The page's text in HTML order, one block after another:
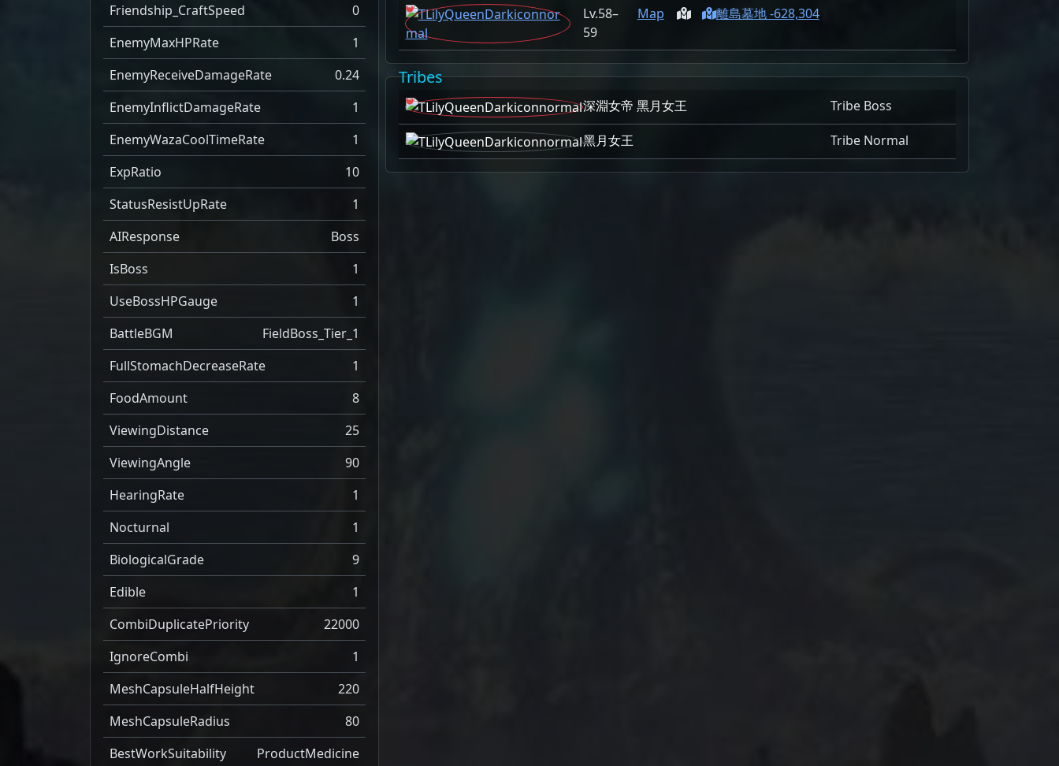
Friendship_CraftSpeed
0
EnemyMaxHPRate
1
EnemyReceiveDamageRate
0.24
EnemyInflictDamageRate
1
EnemyWazaCoolTimeRate
1
ExpRatio
10
StatusResistUpRate
1
AIResponse
Boss
IsBoss
1
UseBossHPGauge
1
BattleBGM
FieldBoss_Tier_1
FullStomachDecreaseRate
1
FoodAmount
8
ViewingDistance
25
ViewingAngle
90
HearingRate
1
Nocturnal
1
BiologicalGrade
9
Edible
1
CombiDuplicatePriority
22000
IgnoreCombi
1
MeshCapsuleHalfHeight
220
MeshCapsuleRadius
80
BestWorkSuitability
ProductMedicine
58–
59
Map 離島墓地 -628,304
Tribes
深淵女帝 黑月女王
Tribe Boss
黑月女王
Tribe Normal